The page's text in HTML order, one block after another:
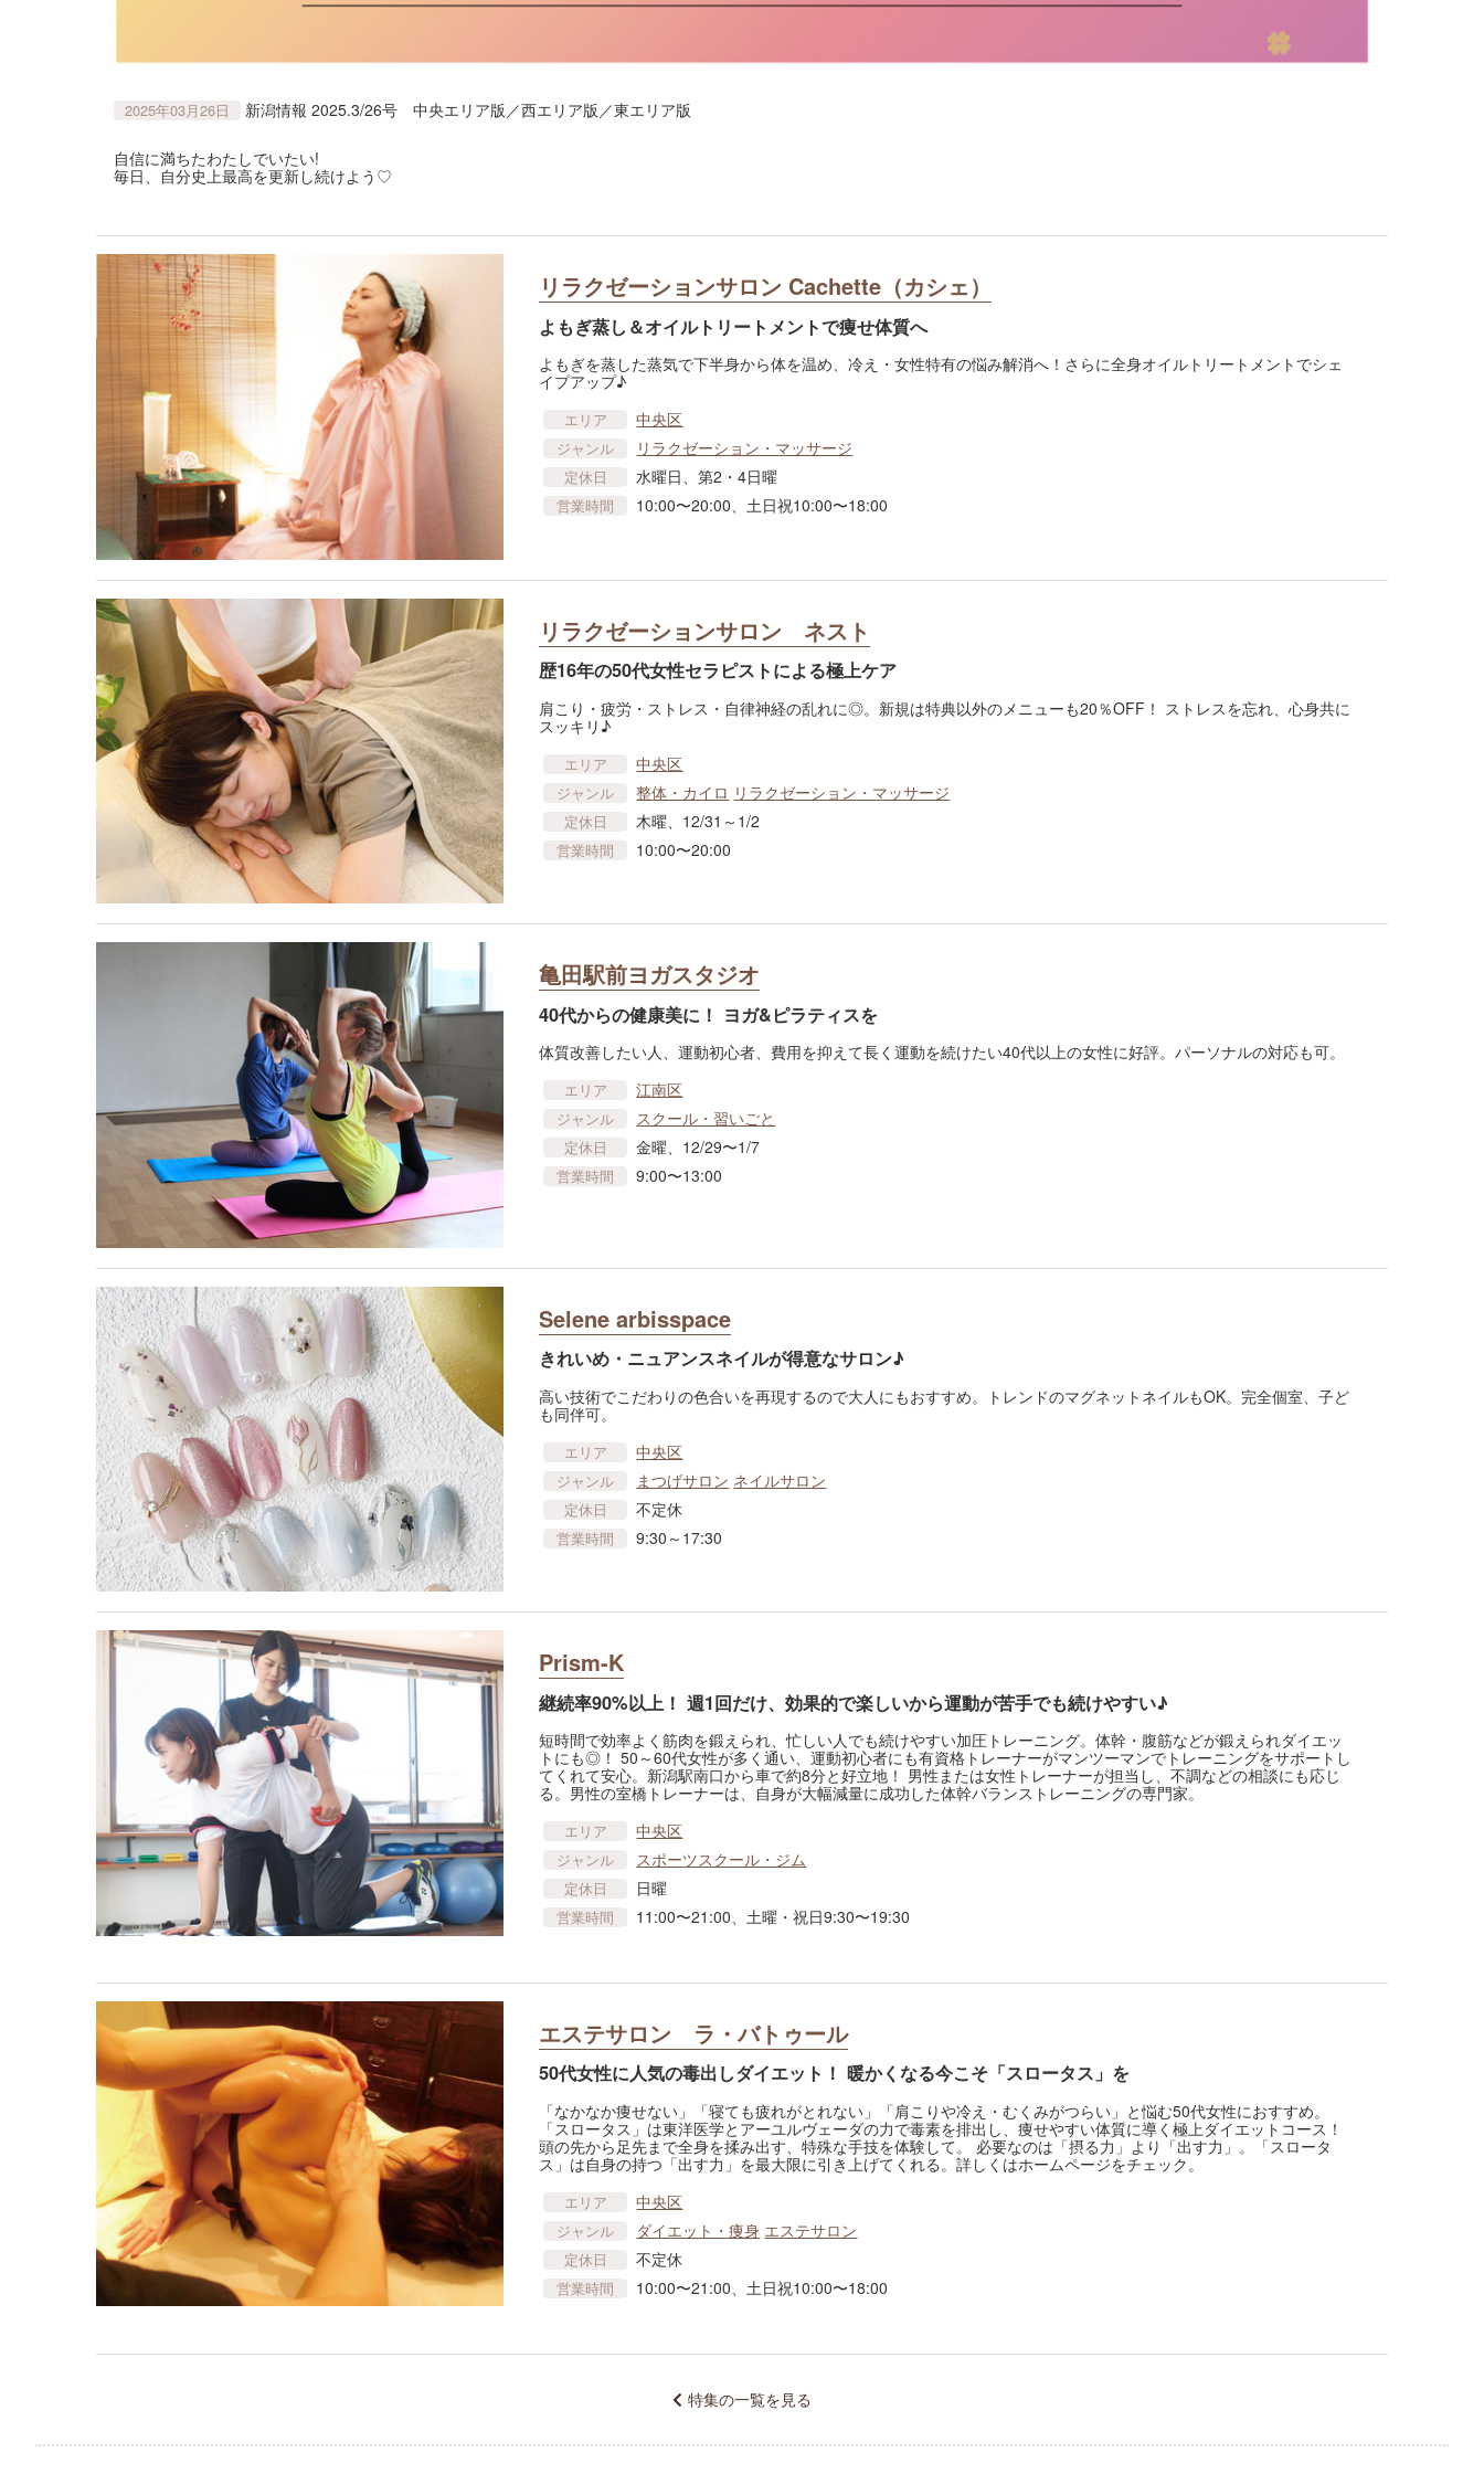
2025年03月26日 新潟情報 2025.3/26号 中央エリア版／西エリア版／東エリア版
自信に満ちたわたしでいたい!
毎日、自分史上最高を更新し続けよう♡
リラクゼーションサロン Cachette（カシェ）
よもぎ蒸し＆オイルトリートメントで痩せ体質へ
よもぎを蒸した蒸気で下半身から体を温め、冷え・女性特有の悩み解消へ！さらに全身オイルトリートメントでシェ
イプアップ♪
エリア 中央区
ジャンル リラクゼーション・マッサージ
定休日 水曜日、第2・4日曜
営業時間 10:00〜20:00、土日祝10:00〜18:00
リラクゼーションサロン ネスト
歴16年の50代女性セラピストによる極上ケア
肩こり・疲労・ストレス・自律神経の乱れに◎。新規は特典以外のメニューも20％OFF！ ストレスを忘れ、心身共に
スッキリ♪
エリア 中央区
ジャンル 整体・カイロ リラクゼーション・マッサージ
定休日 木曜、12/31～1/2
営業時間 10:00〜20:00
亀田駅前ヨガスタジオ
40代からの健康美に！ ヨガ&ピラティスを
体質改善したい人、運動初心者、費用を抑えて長く運動を続けたい40代以上の女性に好評。パーソナルの対応も可。
エリア 江南区
ジャンル スクール・習いごと
定休日 金曜、12/29〜1/7
営業時間 9:00〜13:00
Selene arbisspace
きれいめ・ニュアンスネイルが得意なサロン♪
高い技術でこだわりの色合いを再現するので大人にもおすすめ。トレンドのマグネットネイルもOK。完全個室、子ど
も同伴可。
エリア 中央区
ジャンル まつげサロン ネイルサロン
定休日 不定休
営業時間 9:30～17:30
Prism-K
継続率90%以上！ 週1回だけ、効果的で楽しいから運動が苦手でも続けやすい♪
短時間で効率よく筋肉を鍛えられ、忙しい人でも続けやすい加圧トレーニング。体幹・腹筋などが鍛えられダイエッ
トにも◎！ 50～60代女性が多く通い、運動初心者にも有資格トレーナーがマンツーマンでトレーニングをサポートし
てくれて安心。新潟駅南口から車で約8分と好立地！ 男性または女性トレーナーが担当し、不調などの相談にも応じ
る。男性の室橋トレーナーは、自身が大幅減量に成功した体幹バランストレーニングの専門家。
エリア 中央区
ジャンル スポーツスクール・ジム
定休日 日曜
営業時間 11:00〜21:00、土曜・祝日9:30〜19:30
エステサロン ラ・バトゥール
50代女性に人気の毒出しダイエット！ 暖かくなる今こそ「スロータス」を
「なかなか痩せない」「寝ても疲れがとれない」「肩こりや冷え・むくみがつらい」と悩む50代女性におすすめ。
「スロータス」は東洋医学とアーユルヴェーダの力で毒素を排出し、痩せやすい体質に導く極上ダイエットコース！
頭の先から足先まで全身を揉み出す、特殊な手技を体験して。 必要なのは「摂る力」より「出す力」。「スロータ
ス」は自身の持つ「出す力」を最大限に引き上げてくれる。詳しくはホームページをチェック。
エリア 中央区
ジャンル ダイエット・痩身 エステサロン
定休日 不定休
営業時間 10:00〜21:00、土日祝10:00〜18:00
特集の一覧を見る